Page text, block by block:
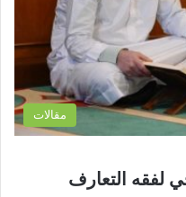
مقالات
لفقه التعارف